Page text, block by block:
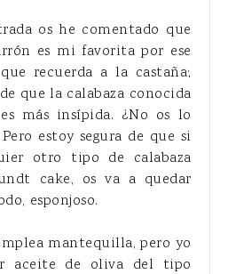
os he comentado que
es mi favorita por ese
recuerda a la castaña;
que la calabaza conocida
más insípida. ¿No os lo
estoy segura de que si
otro tipo de calabaza
cake, os va a quedar
esponjoso.
mantequilla, pero yo
aceite de oliva del tipo